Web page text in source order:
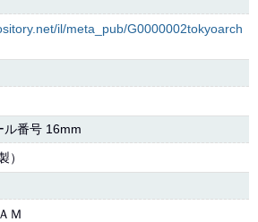
il/meta_pub/G0000002tokyoarch
ル番号 16mm
）
Ｍ